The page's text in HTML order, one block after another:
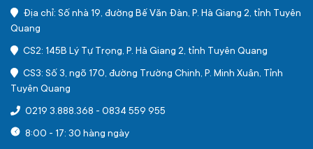
Địa chỉ: Số nhà 19, đường Bế Văn Đàn, P. Hà Giang 2, tỉnh Tuyên
Quang
CS2: 145B Lý Tự Trọng, P. Hà Giang 2, tỉnh Tuyên Quang
CS3: Số 3, ngõ 170, đường Trường Chinh, P. Minh Xuân, Tỉnh
Tuyên Quang
0219 3.888.368 - 0834 559 955
8:00 - 17: 30 hàng ngày